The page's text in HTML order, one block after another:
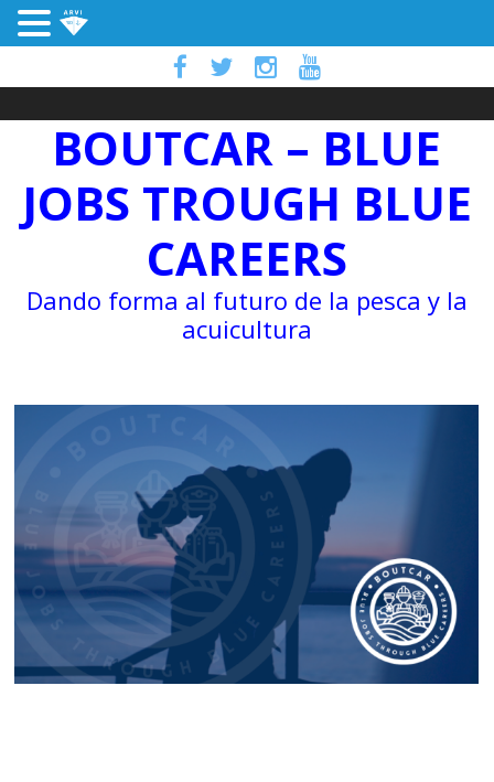
BOUTCAR – BLUE
JOBS TROUGH BLUE
CAREERS
Dando forma al futuro de la pesca y la
acuicultura